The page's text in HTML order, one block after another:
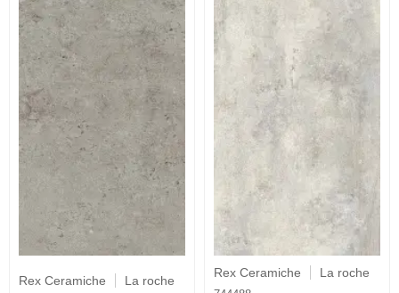
Rex Ceramiche La roche
Rex Ceramiche La roche